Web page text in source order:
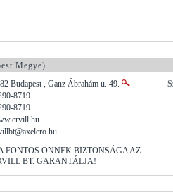
Megye)
Budapest , Ganz Ábrahám u. 49.
8719
8719
FONTOS ÖNNEK BIZTONSÁGA AZ
BT. GARANTÁLJA!